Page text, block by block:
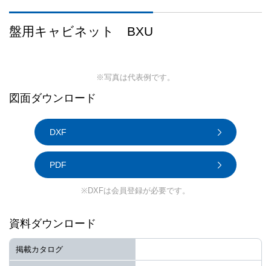
盤用キャビネット BXU
※写真は代表例です。
図面ダウンロード
DXF
PDF
※DXFは会員登録が必要です。
資料ダウンロード
掲載カタログ